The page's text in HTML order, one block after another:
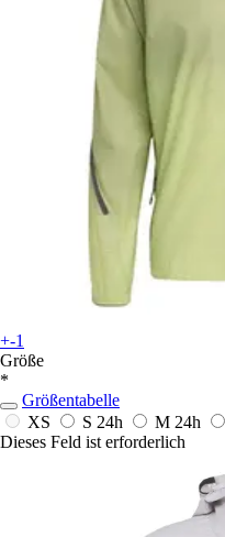
+-1
Größe
*
Größentabelle
XS
S 24h M 24h
Dieses Feld ist erforderlich